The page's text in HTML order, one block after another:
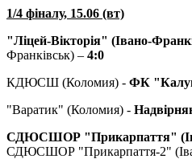
1/4 фіналу, 15.06 (вт)
"Ліцей-Вікторія" (Івано-
Франківськ) – 4:0
КДЮСШ (Коломия) - ФК
"Варатик" (Коломия) -
СДЮСШОР "Прикарпаття"
СДЮСШОР "Прикарпаття-2"